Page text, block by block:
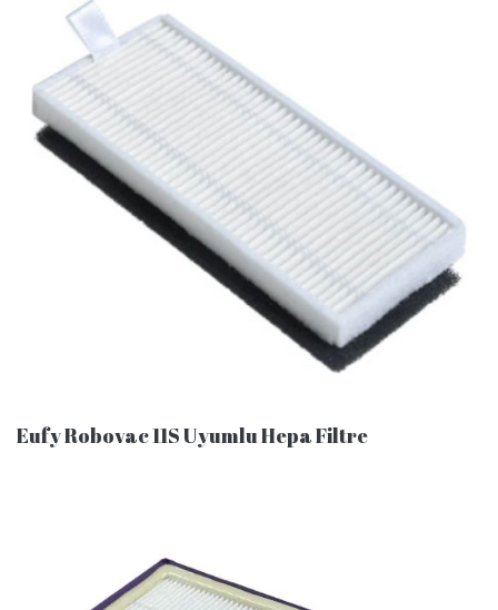
Eufy Robovac 11S Uyumlu Hepa Filtre